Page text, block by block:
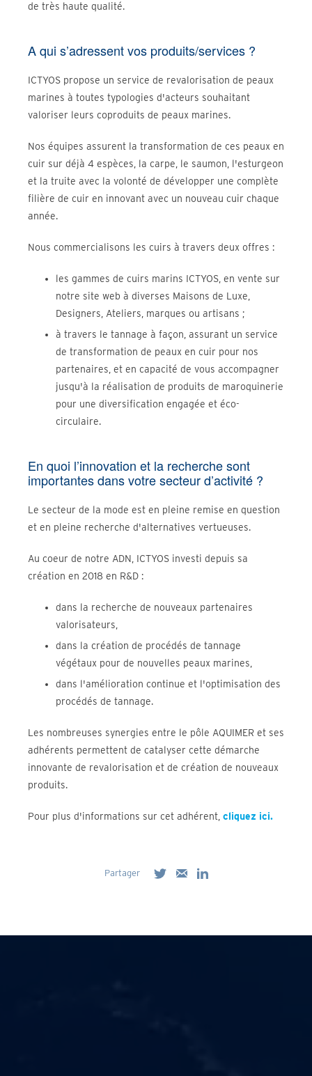
de très haute qualité.
A qui s’adressent vos produits/services ?
ICTYOS propose un service de revalorisation de peaux
marines à toutes typologies d'acteurs souhaitant
valoriser leurs coproduits de peaux marines.
Nos équipes assurent la transformation de ces peaux en
cuir sur déjà 4 espèces, la carpe, le saumon, l'esturgeon
et la truite avec la volonté de développer une complète
filière de cuir en innovant avec un nouveau cuir chaque
année.
Nous commercialisons les cuirs à travers deux offres :
les gammes de cuirs marins ICTYOS, en vente sur
notre site web à diverses Maisons de Luxe,
Designers, Ateliers, marques ou artisans ;
à travers le tannage à façon, assurant un service
de transformation de peaux en cuir pour nos
partenaires, et en capacité de vous accompagner
jusqu'à la réalisation de produits de maroquinerie
pour une diversification engagée et éco-
circulaire.
En quoi l’innovation et la recherche sont
importantes dans votre secteur d’activité ?
Le secteur de la mode est en pleine remise en question
et en pleine recherche d'alternatives vertueuses.
Au coeur de notre ADN, ICTYOS investi depuis sa
création en 2018 en R&D :
dans la recherche de nouveaux partenaires
valorisateurs,
dans la création de procédés de tannage
végétaux pour de nouvelles peaux marines,
dans l'amélioration continue et l'optimisation des
procédés de tannage.
Les nombreuses synergies entre le pôle AQUIMER et ses
adhérents permettent de catalyser cette démarche
innovante de revalorisation et de création de nouveaux
produits.
Pour plus d'informations sur cet adhérent, cliquez ici.
Partager